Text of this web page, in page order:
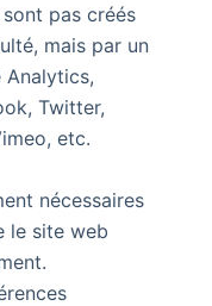
pas créés
mais par un
Twitter,
etc.
nécessaires
le site web